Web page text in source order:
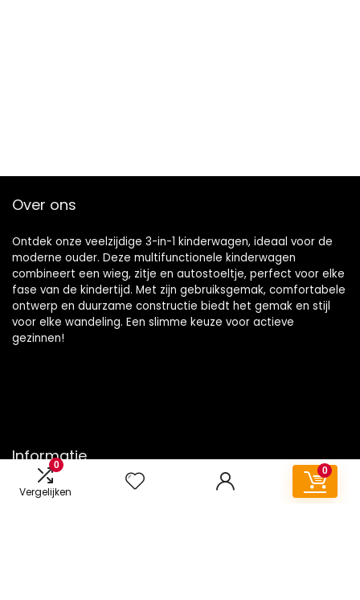
0
Vergelijken
0
Over ons
Ontdek onze veelzijdige 3-in-1 kinderwagen, ideaal voor de
moderne ouder. Deze multifunctionele kinderwagen
combineert een wieg, zitje en autostoeltje, perfect voor elke
fase van de kindertijd. Met zijn gebruiksgemak, comfortabele
ontwerp en duurzame constructie biedt het gemak en stijl
voor elke wandeling. Een slimme keuze voor actieve
gezinnen!
Informatie
Contact